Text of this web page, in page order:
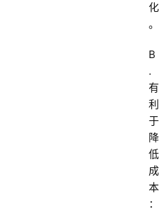
化
。
B
.
有
利
于
降
低
成
本
：